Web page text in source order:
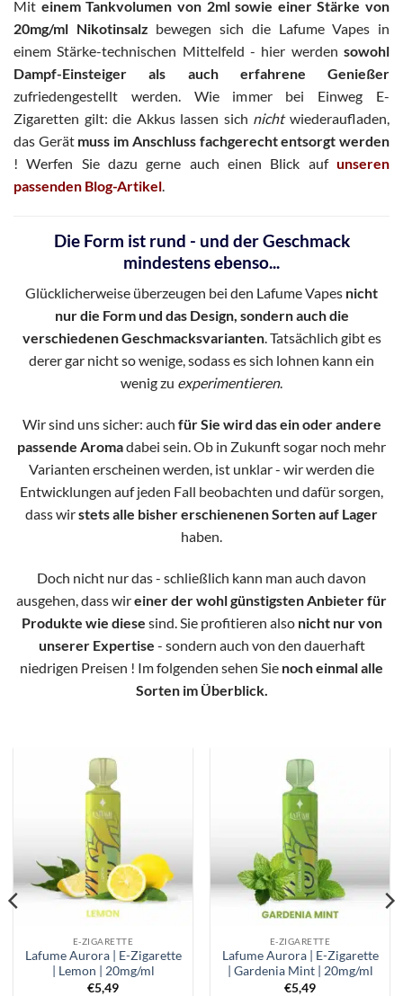
Mit einem Tankvolumen von 2ml sowie einer Stärke von
20mg/ml Nikotinsalz bewegen sich die Lafume Vapes in
einem Stärke-technischen Mittelfeld - hier werden sowohl
Dampf-Einsteiger als auch erfahrene Genießer
zufriedengestellt werden. Wie immer bei Einweg E-
Zigaretten gilt: die Akkus lassen sich nichtwiederaufladen,
das Gerät muss im Anschluss fachgerecht entsorgt werden
! Werfen Sie dazu gerne auch einen Blick auf unseren
passenden Blog-Artikel.
Die Form ist rund - und der Geschmack
mindestens ebenso...
Glücklicherweise überzeugen bei den Lafume Vapes nicht
nur die Form und das Design, sondern auch die
verschiedenen Geschmacksvarianten. Tatsächlich gibt es
derer gar nicht so wenige, sodass es sich lohnen kann ein
wenig zu experimentieren.
Wir sind uns sicher: auch für Sie wird das ein oder andere
passende Aromadabei sein. Ob in Zukunft sogar noch mehr
Varianten erscheinen werden, ist unklar - wir werden die
Entwicklungen auf jeden Fall beobachten und dafür sorgen,
dass wirstets alle bisher erschienenen Sorten auf Lager
haben.
Doch nicht nur das - schließlich kann man auch davon
ausgehen, dass wireiner der wohl günstigsten Anbieter für
Produkte wie diese sind. Sie profitieren also nicht nur von
unserer Expertise - sondern auch von den dauerhaft
niedrigen Preisen ! Im folgenden sehen Sie noch einmal alle
Sorten im Überblick.
E-ZIGARETTE
Lafume Aurora | E-Zigarette
| Lemon | 20mg/ml
€5,49
E-ZIGARETTE
Lafume Aurora | E-Zigarette
| Gardenia Mint | 20mg/ml
€5,49